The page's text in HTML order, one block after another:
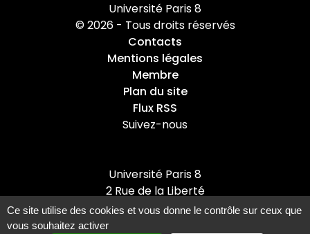
Ce site utilise des cookies et vous donne le contrôle sur ceux que
vous souhaitez activer
Université Paris 8
© 2026 - Tous droits réservés
Contacts
Mentions légales
Membre
Plan du site
Flux RSS
Suivez-nous
Université Paris 8
2 Rue de la Liberté
93526 Saint-Denis cedex
Tel : +33(0)1 49 40 67 89